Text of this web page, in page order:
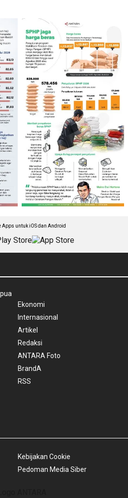
Apps untuk iOS dan Android
Ekonomi
Internasional
Artikel
Redaksi
ANTARA Foto
BrandA
RSS
Kebijakan Cookie
Pedoman Media Siber